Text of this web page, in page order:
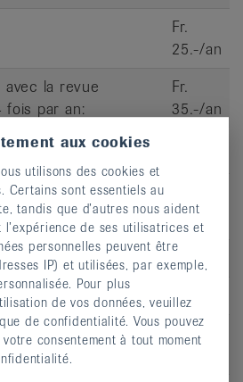
Fr.
25.-/an
avec la revue
fois par an:
Fr.
35.-/an
danse Hélène Cazes, Allée
4
aux cookies
utilisons des cookies et
Certains sont essentiels au
tandis que d’autres nous aident
de ses utilisatrices et
personnelles peuvent être
IP) et utilisées, par exemple,
Pour plus
de vos données, veuillez
de confidentialité. Vous pouvez
consentement à tout moment